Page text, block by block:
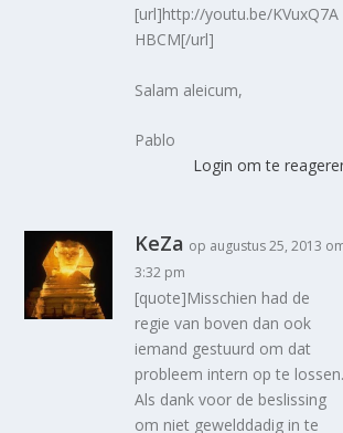
[url]http://youtu.be/KVuxQ7A
HBCM[/url]
Salam aleicum,
Pablo
Login om te
KeZa op augustus 25, 2013
3:32 pm
[quote]Misschien had de
regie van boven dan ook
iemand gestuurd om dat
probleem intern op te lossen.
Als dank voor de beslissing
om niet gewelddadig in te